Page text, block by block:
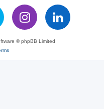
© phpBB Limited